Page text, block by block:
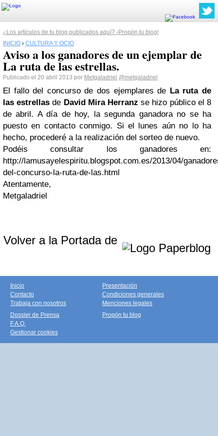
¿Los artículos de tu blog publicados aquí? ¡Propón tu blog!
INICIO › CULTURA Y OCIO
Aviso a los ganadores de un ejemplar de
La ruta de las estrellas.
Publicado el 20 abril 2013 por Metgaladriel @metgaladriel
El fallo del concurso de dos ejemplares de La ruta de
las estrellas de David Mira Herranz se hizo público el 8
de abril. A día de hoy, la segunda ganadora no se ha
puesto en contacto conmigo. Si el lunes aún no lo ha
hecho, procederé a la realización del sorteo de nuevo.
Podéis consultar los ganadores en:
http://lamusayelespiritu.blogspot.com.es/2013/04/
del-concurso-la-ruta-de-las.html
Atentamente,
Metgaladriel
Volver a la Portada de
Inicio
Contacto
Trabaja con nosotros
Presentación
Condiciones generales
Menciones legales
Dossier de Prensa
F.A.Q.
Gestionar cookies
Propón tu blog